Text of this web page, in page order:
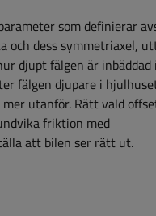
som definierar
och dess symmetriaxel,
djupt fälgen är inbäddad i
fälgen djupare i
utanför. Rätt vald
friktion med
att bilen ser rätt ut.